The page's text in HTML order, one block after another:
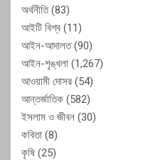
অর্থনীতি(83)
আইটি বিশ্ব (11)
আইন-আদালত(90)
আইন-শৃঙ্খলা (1,267)
আওয়ামী দোসর (54)
আন্তর্জাতিক (582)
ইসলাম ও জীবন (30)
কবিতা (8)
কৃষি (25)